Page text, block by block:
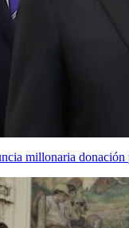
millonaria